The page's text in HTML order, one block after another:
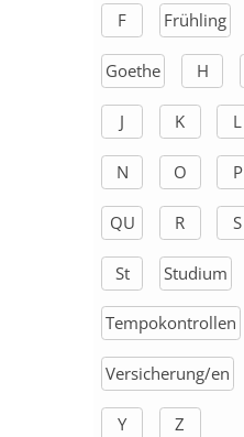
F Frühling
Goethe H
J K L
N O P
QU R S
St Studium
Tempokontrollen
Versicherung/en
Y Z